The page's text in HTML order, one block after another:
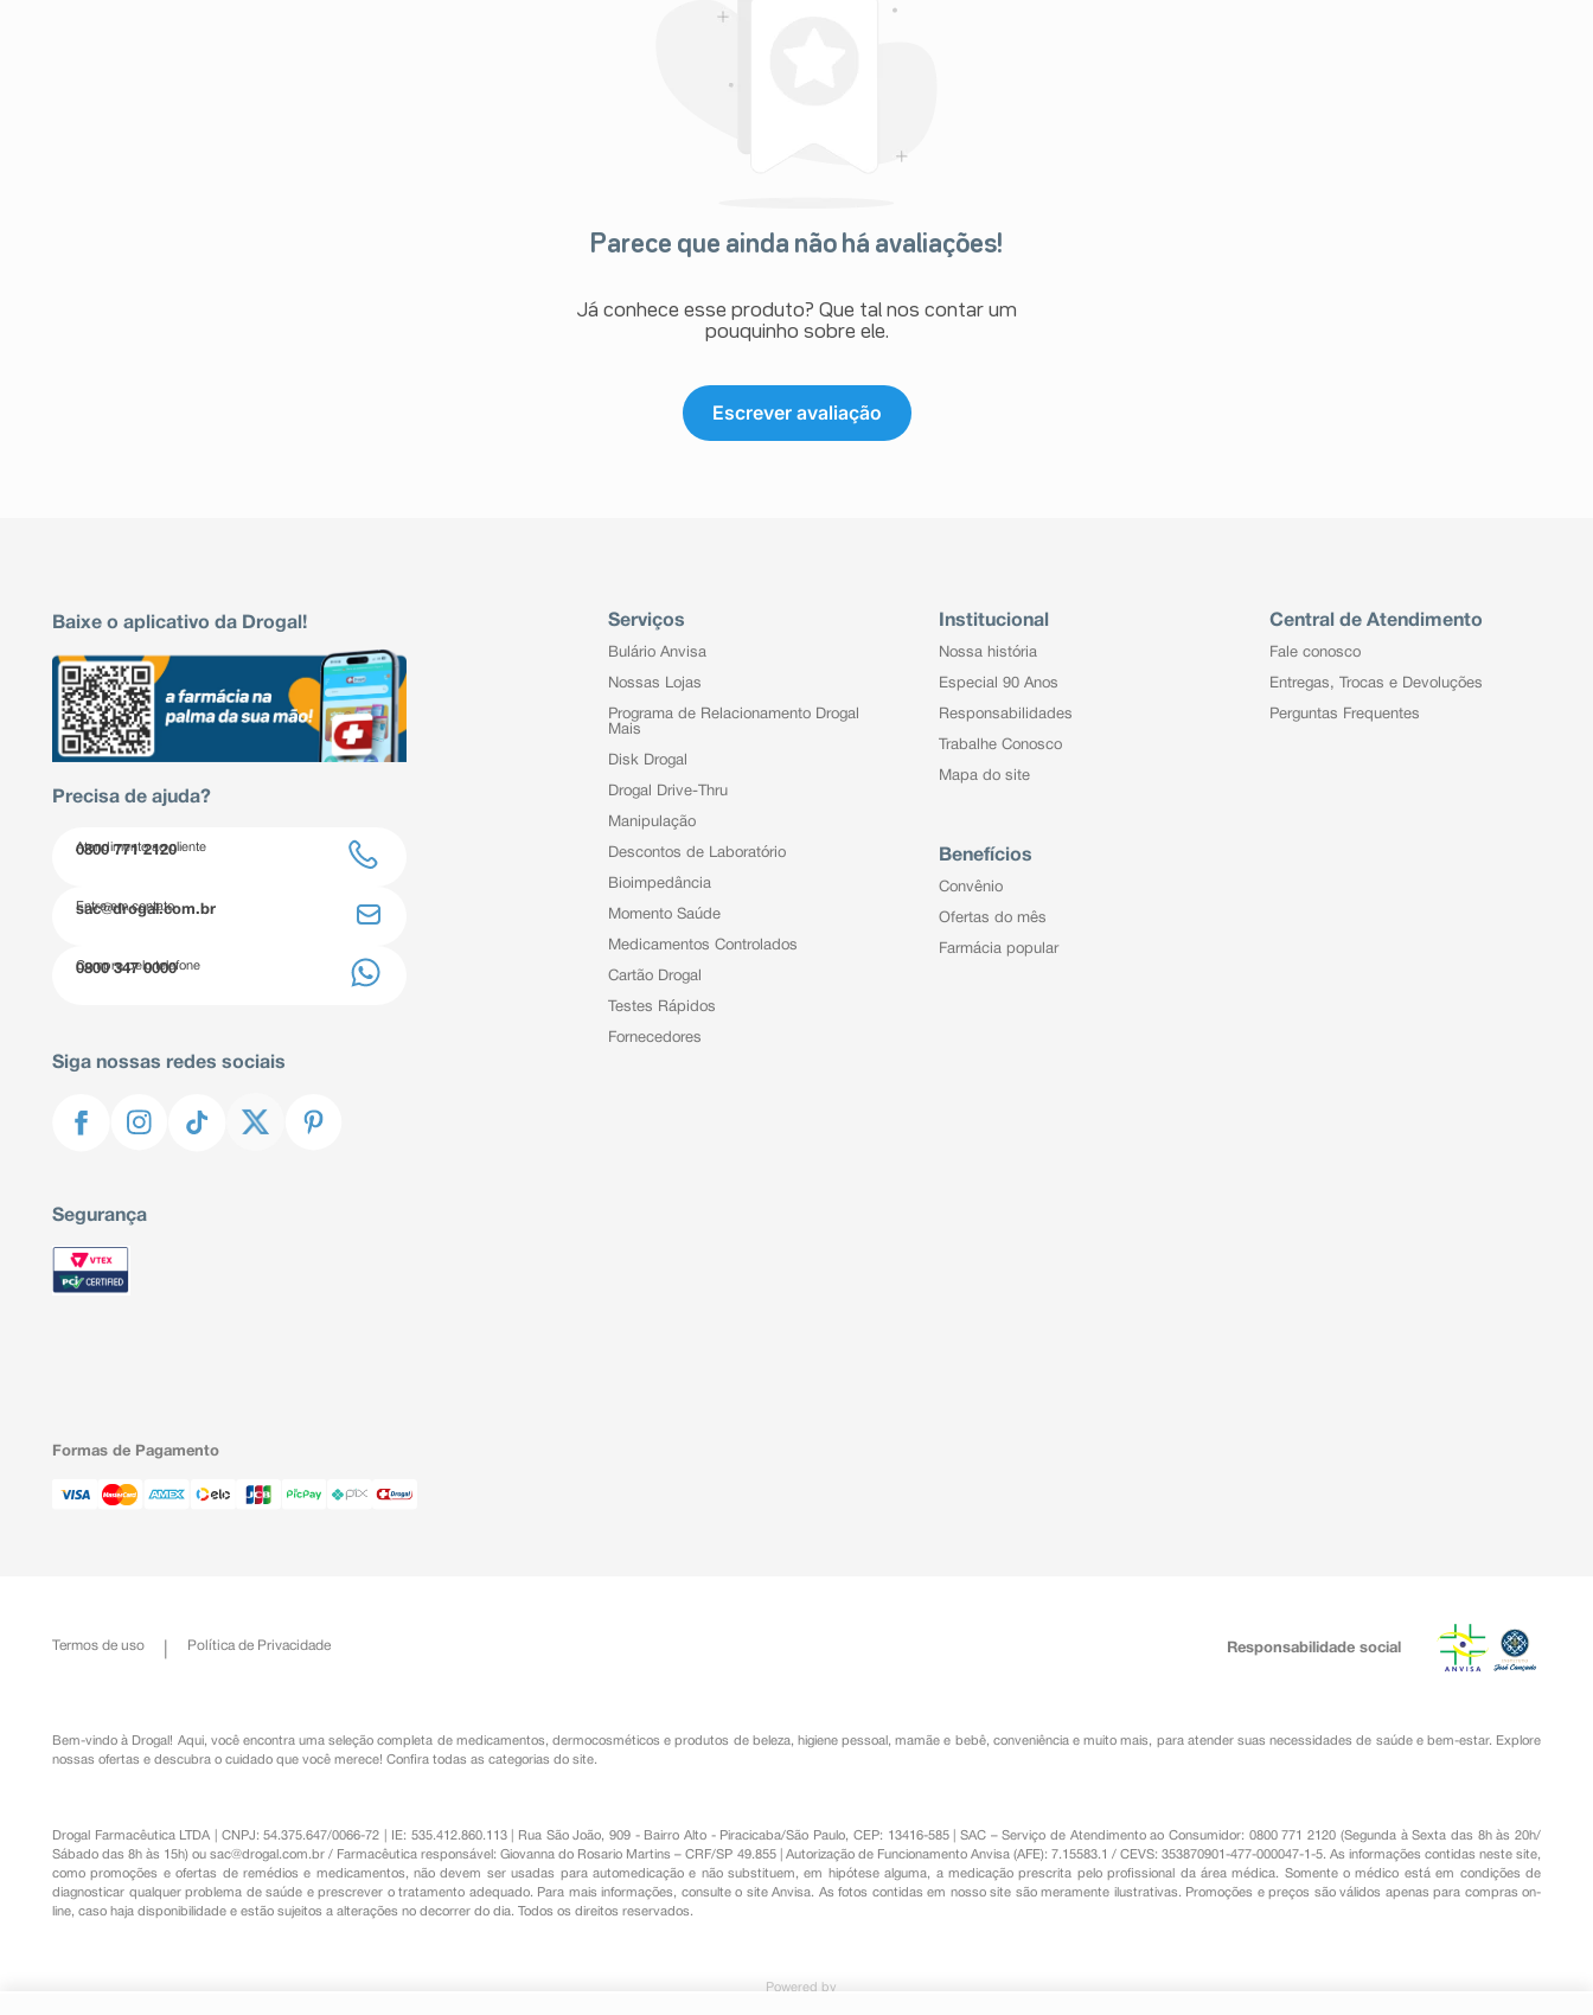
Parece que ainda não há avaliações!
Já conhece esse produto? Que tal nos contar um
pouquinho sobre ele.
Escrever avaliação
Baixe o aplicativo da Drogal!
Precisa de ajuda?
Atendimento ao cliente
0800 771 2120
Entre em contato
sac@drogal.com.br
Compre pelo telefone
0800 347 0000
Siga nossas redes sociais
Segurança
Serviços
Bulário Anvisa
Nossas Lojas
Programa de Relacionamento Drogal
Mais
Disk Drogal
Drogal Drive-Thru
Manipulação
Descontos de Laboratório
Bioimpedância
Momento Saúde
Medicamentos Controlados
Cartão Drogal
Testes Rápidos
Fornecedores
Institucional
Nossa história
Especial 90 Anos
Responsabilidades
Trabalhe Conosco
Mapa do site
Benefícios
Convênio
Ofertas do mês
Farmácia popular
Central de Atendimento
Fale conosco
Entregas, Trocas e Devoluções
Perguntas Frequentes
Formas de Pagamento
Termos de uso Política de Privacidade Responsabilidade social
Bem-vindo à Drogal! Aqui, você encontra uma seleção completa de medicamentos ,dermocosméticos e produtos de beleza, higiene pessoal ,mamãe e bebê, conveniênciae muito mais, para atender suas necessidades de saúde e bem-estar. Explore
nossas ofertas e descubra o cuidado que você merece! Confira todas as categorias do site.
Drogal Farmacêutica LTDA | CNPJ: 54.375.647/0066-72 | IE: 535.412.860.113 | Rua São João, 909 - Bairro Alto - Piracicaba/São Paulo, CEP: 13416-585 | SAC – Serviço de Atendimento ao Consumidor: 0800 771 2120 (Segunda à Sexta das 8h às 20h/
Sábado das 8h às 15h) ousac@drogal.com.br / Farmacêutica responsável: Giovanna do Rosario Martins – CRF/SP 49.855 | Autorização de Funcionamento Anvisa (AFE): 7.15583.1 / CEVS: 353870901-477-000047-1-5. As informações contidas neste site,
como promoções e ofertas de remédios e medicamentos, não devem ser usadas para automedicação e não substituem, em hipótese alguma, a medicação prescrita pelo profissional da área médica. Somente o médico está em condições de
diagnosticar qualquer problema de saúde e prescrever o tratamento adequado. Para mais informações, consulte o site Anvisa. As fotos contidas em nosso site são meramente ilustrativas. Promoções e preços são válidos apenas para compras on-
line, caso haja disponibilidade e estão sujeitos a alterações no decorrer do dia. Todos os direitos reservados.
Powered by